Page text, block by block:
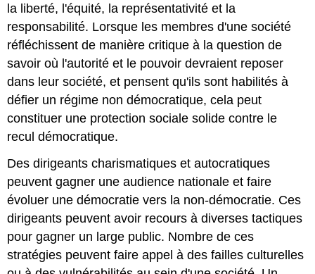
la liberté, l'équité, la représentativité et la
responsabilité. Lorsque les membres d'une société
réfléchissent de manière critique à la question de
savoir où l'autorité et le pouvoir devraient reposer
dans leur société, et pensent qu'ils sont habilités à
défier un régime non démocratique, cela peut
constituer une protection sociale solide contre le
recul démocratique.
Des dirigeants charismatiques et autocratiques
peuvent gagner une audience nationale et faire
évoluer une démocratie vers la non-démocratie. Ces
dirigeants peuvent avoir recours à diverses tactiques
pour gagner un large public. Nombre de ces
stratégies peuvent faire appel à des failles culturelles